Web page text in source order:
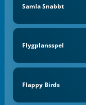
Samla Snabbt
Flygplansspel
Flappy Birds